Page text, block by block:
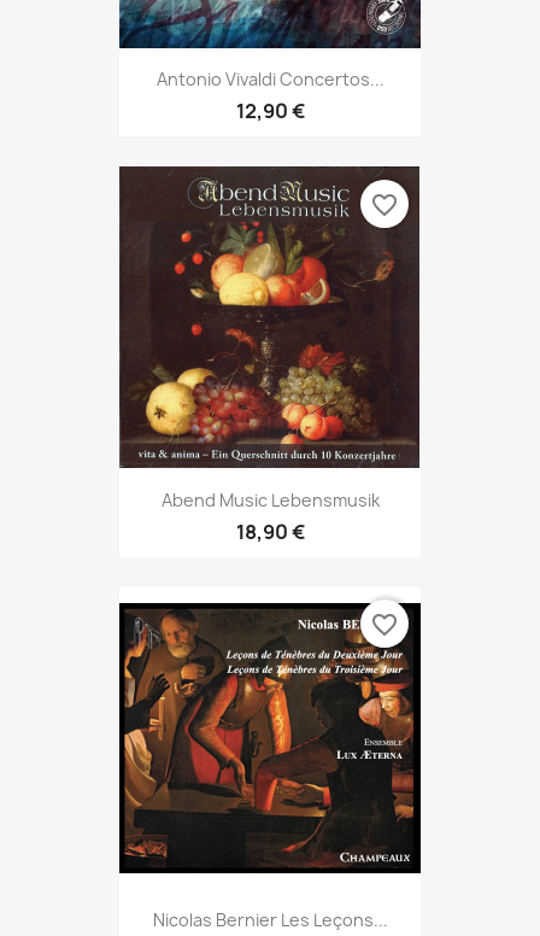
Antonio Vivaldi Concertos...
12,90 €
Abend Music Lebensmusik
18,90 €
favorite_border
Nicolas Bernier Les Leçons...
favorite_border